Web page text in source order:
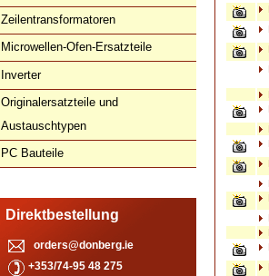
Zeilentransformatoren
Microwellen-Ofen-Ersatzteile
Inverter
Originalersatzteile und
Austauschtypen
PC Bauteile
Direktbestellung
orders@donberg.ie
+353/74-95 48 275